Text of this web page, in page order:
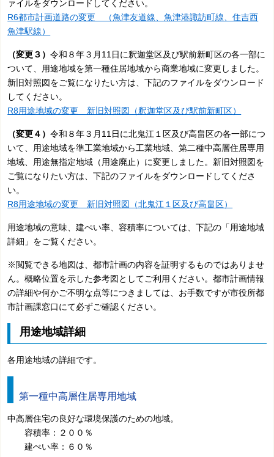
ァイルをダウンロードしてください。
R6都市計画道路の変更 （魚津友道線、魚津港諏訪町線、住吉西
魚津駅線）
（変更３）令和８年３月11日に釈迦堂区及び駅前新町区の各一部に
ついて、用途地域を第一種住居地域から商業地域に変更しました。
新旧対照図をご覧になりたい方は、下記のファイルをダウンロード
してください。
R8用途地域の変更 新旧対照図（釈迦堂区及び駅前新町区）
（変更４）令和８年３月11日に北鬼江１区及び高畠区の各一部につ
いて、用途地域を準工業地域から工業地域、第二種中高層住居専用
地域、用途無指定地域（用途廃止）に変更しました。新旧対照図を
ご覧になりたい方は、下記のファイルをダウンロードしてくださ
い。
R8用途地域の変更 新旧対照図（北鬼江１区及び高畠区）
用途地域の意味、建ぺい率、容積率については、下記の「用途地域
詳細」をご覧ください。
※閲覧できる地図は、都市計画の内容を証明するものではありませ
ん。概略位置を示した参考図としてご利用ください。都市計画情報
の詳細や何かご不明な点等につきましては、お手数ですが市役所都
市計画課窓口にて必ずご確認ください。
用途地域詳細
各用途地域の詳細です。
第一種中高層住居専用地域
中高層住宅の良好な環境保護のための地域。
容積率：２００％
建ぺい率：６０％